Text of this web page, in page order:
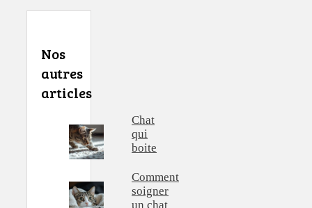
Nos
autres
articles
Chat
qui
boite
Comment
soigner
un chat